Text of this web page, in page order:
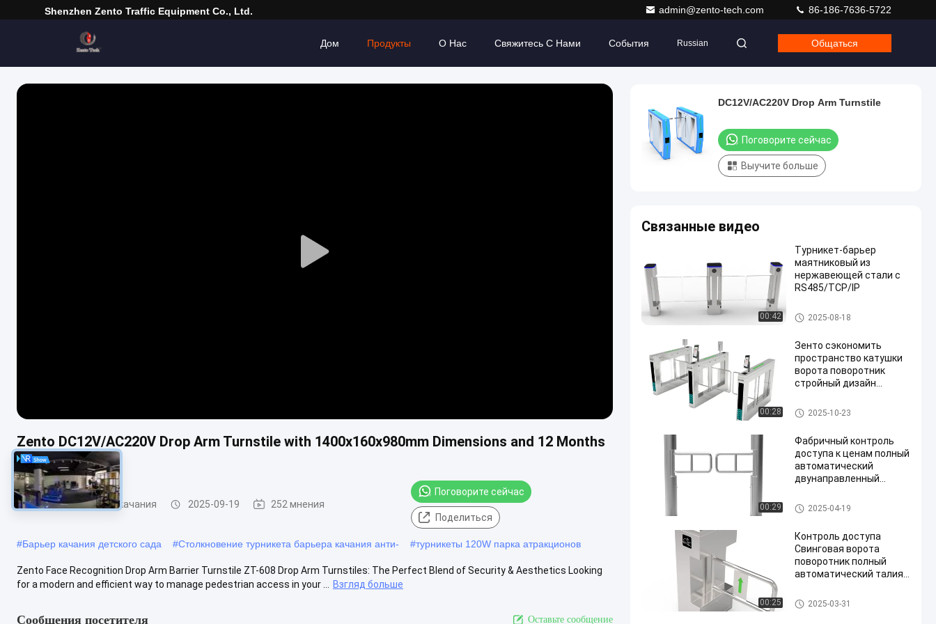
Shenzhen Zento Traffic Equipment Co., Ltd. admin@zento-tech.com 86-186-7636-5722
Дом Продукты О Нас Свяжитесь С Нами События Russian Общаться
Play
Zento DC12V/AC220V Drop Arm Turnstile with 1400x160x980mm Dimensions and 12 Months
Warranty
Турникет барьера качания 2025-09-19 252 мнения
Поговорите сейчас
Поделиться
#Барьер качания детского сада #Столкновение турникета барьера качания анти- #турникеты 120W парка атракционов
Zento Face Recognition Drop Arm Barrier Turnstile ZT-608 Drop Arm Turnstiles: The Perfect Blend of Security & Aesthetics Looking
for a modern and efficient way to manage pedestrian access in your ...
Взгляд больше
Сообщения посетителя Оставьте сообщение
DC12V/AC220V Drop Arm Turnstile
Поговорите сейчас
Выучите больше
Связанные видео
00:42
Турникет-барьер
маятниковый из
нержавеющей стали с
RS485/TCP/IP
Турникет барьера качания
2025-08-18
00:28
Зенто сэкономить
пространство катушки
ворота поворотник
стройный дизайн
направленности
управления доступом с
индикатором
Турникет барьера качания
2025-10-23
00:29
Фабричный контроль
доступа к ценам полный
автоматический
двунаправленный
супермаркетов
Турникет барьера качания
2025-04-19
00:25
Контроль доступа
Свинговая ворота
поворотник полный
автоматический талия
Турникет барьера качания
2025-03-31